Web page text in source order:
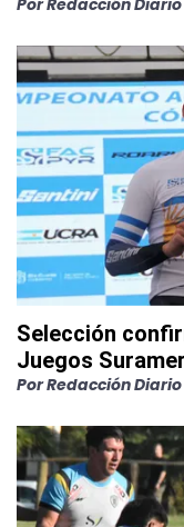
PorRedacción
Selección
Juegos
PorRedacción